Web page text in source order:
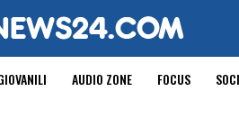
AUDIO ZONE FOCUS